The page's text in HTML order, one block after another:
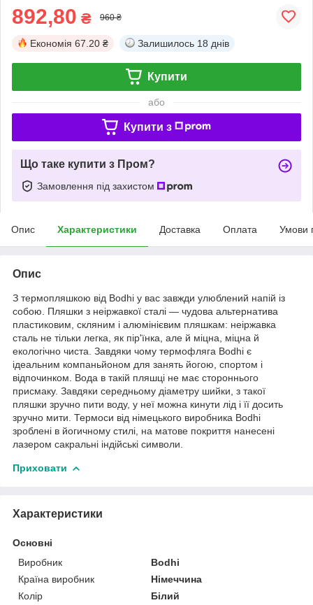
892,80 ₴ 960 ₴
Економія 67.20 ₴ Залишилось 18 днів
Купити
або
Купити з
Що таке купити з Пром?
Замовлення під захистом
Опис Характеристики Доставка Оплата Умови
Опис
З термопляшкою від Bodhi у вас завжди улюблений напій із
собою. Пляшки з неіржавкої сталі — чудова альтернатива
пластиковим, скляним і алюмінієвим пляшкам: неіржавка
сталь не тільки легка, як пір'їнка, але й міцна, міцна й
екологічно чиста. Завдяки чому термофляга Bodhi є
ідеальним компаньйоном для занять йогою, спортом і
відпочинком. Вода в такій пляшці не має стороннього
присмаку. Завдяки середньому діаметру шийки, з такої
пляшки зручно пити воду, у неї можна кинути лід і її досить
зручно мити. Термоси від німецького виробника Bodhi
зроблені в йогичному стилі, на матове покриття нанесені
лазером сакральні індійські символи.
Приховати
Характеристики
Основні
Виробник
Bodhi
Країна виробник
Німеччина
Колір
Білий